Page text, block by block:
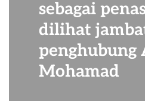
sebagai
dilihat
penghubung
Mohamad